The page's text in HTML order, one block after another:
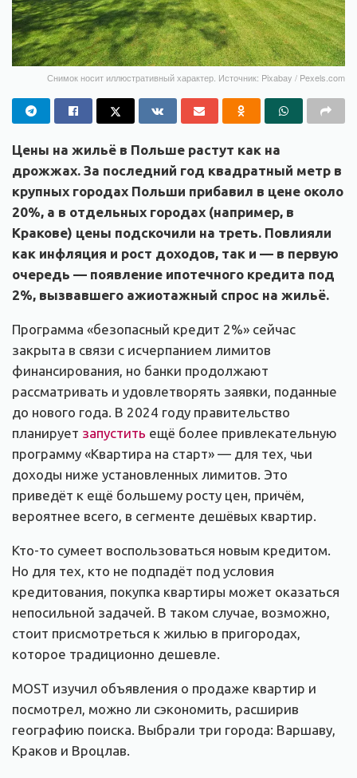
Снимок носит иллюстративный характер. Источник: Pixabay / Pexels.com
Цены на жильё в Польше растут как на
дрожжах. За последний год квадратный метр в
крупных городах Польши прибавил в цене около
20%, а в отдельных городах (например, в
Кракове) цены подскочили на треть. Повлияли
как инфляция и рост доходов, так и — в первую
очередь — появление ипотечного кредита под
2%, вызвавшего ажиотажный спрос на жильё.
Программа «безопасный кредит 2%» сейчас
закрыта в связи с исчерпанием лимитов
финансирования, но банки продолжают
рассматривать и удовлетворять заявки, поданные
до нового года. В 2024 году правительство
планирует запустить ещё более привлекательную
программу «Квартира на старт» — для тех, чьи
доходы ниже установленных лимитов. Это
приведёт к ещё большему росту цен, причём,
вероятнее всего, в сегменте дешёвых квартир.
Кто-то сумеет воспользоваться новым кредитом.
Но для тех, кто не подпадёт под условия
кредитования, покупка квартиры может оказаться
непосильной задачей. В таком случае, возможно,
стоит присмотреться к жилью в пригородах,
которое традиционно дешевле.
MOST изучил объявления о продаже квартир и
посмотрел, можно ли сэкономить, расширив
географию поиска. Выбрали три города: Варшаву,
Краков и Вроцлав.